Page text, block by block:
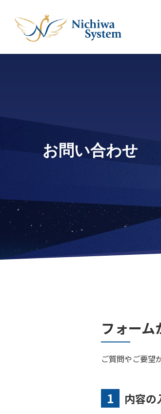
お問い合わせ
フォーム
ご質問やご要望
内容の